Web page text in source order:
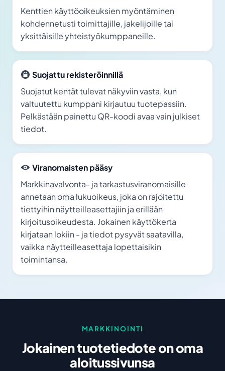
Kenttien käyttöoikeuksien myöntäminen
kohdennetusti toimittajille, jakelijoille tai
yksittäisille yhteistyökumppaneille.
Suojattu rekisteröinnillä
Suojatut kentät tulevat näkyviin vasta, kun
valtuutettu kumppani kirjautuu tuotepassiin.
Pelkästään painettu QR-koodi avaa vain julkiset
tiedot.
Viranomaisten pääsy
Markkinavalvonta- ja tarkastusviranomaisille
annetaan oma lukuoikeus, joka on rajoitettu
tiettyihin näytteilleasettajiin ja erillään
kirjoitusoikeudesta. Jokainen käyttökerta
kirjataan lokiin - ja tiedot pysyvät saatavilla,
vaikka näytteilleasettaja lopettaisikin
toimintansa.
MARKKINOINTI
Jokainen tuotetiedote on oma
aloitussivunsa